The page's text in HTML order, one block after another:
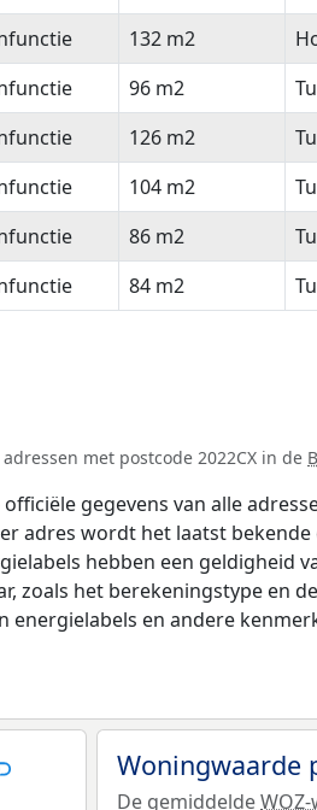
132 m2
96 m2
126 m2
104 m2
86 m2
84 m2
met postcode 2022CX in de
gegevens van alle
adres wordt het laatst
hebben een geldigheid
zoals het berekeningstype en
en andere
Woningwaarde
De gemiddelde